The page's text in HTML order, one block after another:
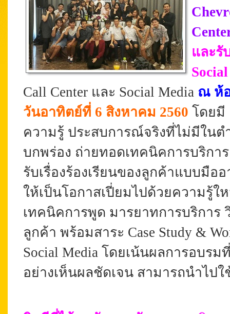
และรั
Call Center และ Social Media ณ ห้
วันอาทิตย์ที่ 6 สิงหาคม 2560 โดยมี
ความรู้ ประสบการณ์จริงที่ไม่มีในต
บกพร่อง ถ่ายทอดเทคนิคการบริกา
รับเรื่องร้องเรียนของลูกค้าแบบมื
ให้เป็นโอกาสเปี่ยมไปด้วยความรู้
เทคนิคการพูด มารยาทการบริการ
ลูกค้า พร้อมสาระ Case Study &
Social Media โดยเน้นผลการอบร
อย่างเห็นผลชัดเจน สามารถนำไป